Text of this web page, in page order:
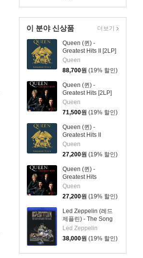
이 분야 신상품
Queen (퀸) -
Greatest Hits II [2LP]
Queen
88,700원 (19% 할인)
Queen (퀸) -
Greatest Hits [2LP]
Queen
71,500원 (19% 할인)
Queen (퀸) -
Greatest Hits II
Queen
27,200원 (19% 할인)
Queen (퀸) -
Greatest Hits
Queen
27,200원 (19% 할인)
Led Zeppelin (레드
제플린) - The Song
Remains The Same
Led Zeppelin
38,000원 (19% 할인)
더보기